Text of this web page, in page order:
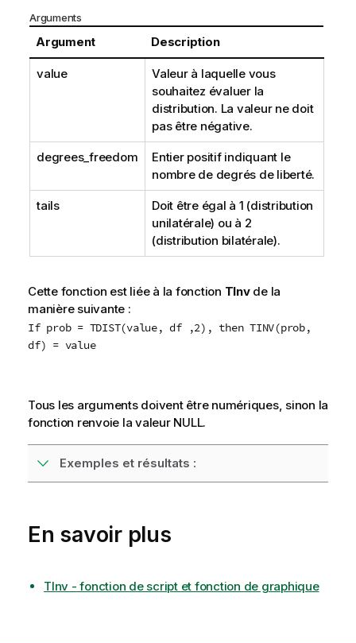
Arguments
Argument Description
value
Valeur à laquelle vous
souhaitez évaluer la
distribution. La valeur ne doit
pas être négative.
degrees_freedom
Entier positif indiquant le
nombre de degrés de liberté.
tails
Doit être égal à 1 (distribution
unilatérale) ou à 2
(distribution bilatérale).
Cette fonction est liée à la fonction TInvde la
manière suivante :
If prob = TDIST(value, df ,2), then TINV(prob,
df) = value
Tous les arguments doivent être numériques, sinon la
fonction renvoie la valeur NULL.
Exemples et résultats :
En savoir plus
TInv - fonction de script et fonction de graphique